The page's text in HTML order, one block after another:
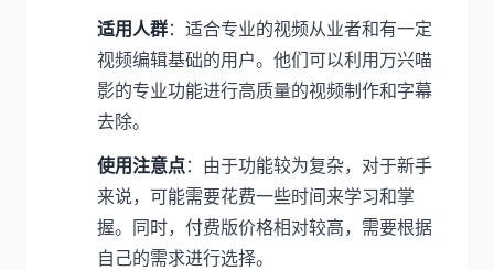
适用人群：适合专业的视频从业者和有一定
视频编辑基础的用户。他们可以利用万兴喵
影的专业功能进行高质量的视频制作和字幕
去除。
使用注意点：由于功能较为复杂，对于新手
来说，可能需要花费一些时间来学习和掌
握。同时，付费版价格相对较高，需要根据
自己的需求进行选择。